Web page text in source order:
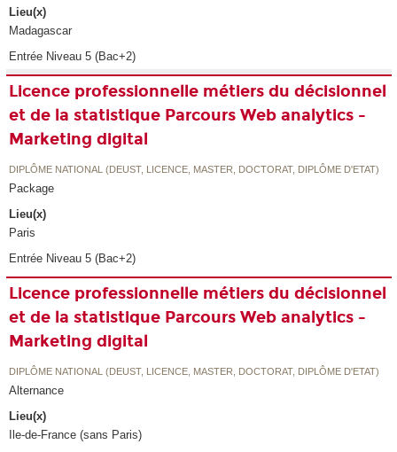
Lieu(x)
Madagascar
Entrée Niveau 5 (Bac+2)
Licence professionnelle métiers du décisionnel
et de la statistique Parcours Web analytics -
Marketing digital
DIPLÔME NATIONAL (DEUST, LICENCE, MASTER, DOCTORAT, DIPLÔME D'ETAT)
Package
Lieu(x)
Paris
Entrée Niveau 5 (Bac+2)
Licence professionnelle métiers du décisionnel
et de la statistique Parcours Web analytics -
Marketing digital
DIPLÔME NATIONAL (DEUST, LICENCE, MASTER, DOCTORAT, DIPLÔME D'ETAT)
Alternance
Lieu(x)
Ile-de-France (sans Paris)